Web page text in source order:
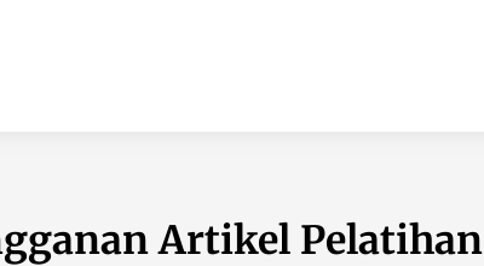
Artikel Pelatihan